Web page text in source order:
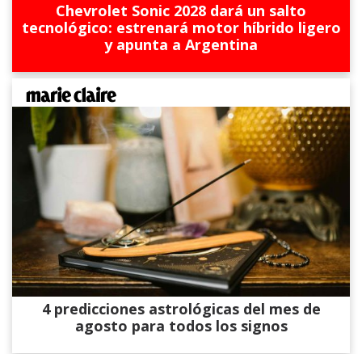
Chevrolet Sonic 2028 dará un salto
tecnológico: estrenará motor híbrido ligero
y apunta a Argentina
4 predicciones astrológicas del mes de
agosto para todos los signos